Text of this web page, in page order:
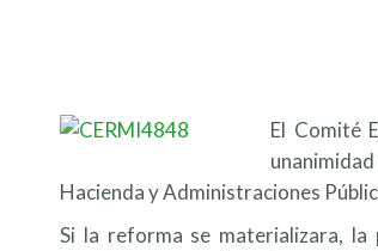
El Comité
Hacienda y Administraciones
Si la reforma se materializara, la